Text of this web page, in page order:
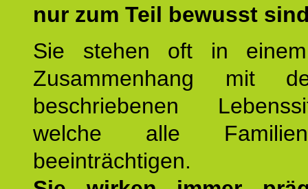
nur zum Teil bewusst
Sie stehen oft in
Zusammenhang mit
beschriebenen
welche alle
beeinträchtigen.